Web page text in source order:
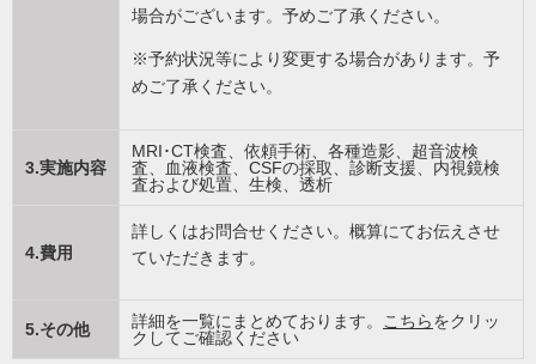
場合がございます。予めご了承ください。
※予約状況等により変更する場合があります。予
めご了承ください。
3.実施内容
MRI･CT検査、依頼手術、各種造影、超音波検
査、血液検査、CSFの採取、診断支援、内視鏡検
査および処置、生検、透析
4.費用
詳しくはお問合せください。概算にてお伝えさせ
ていただきます。
5.その他 詳細を一覧にまとめております。 こちらをクリッ
クしてご確認ください